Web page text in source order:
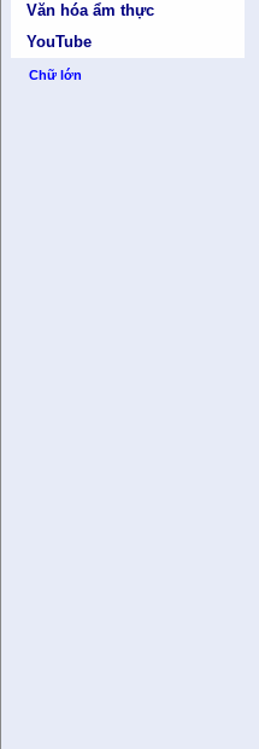
Văn hóa ẩm thực
YouTube
Chữ lớn